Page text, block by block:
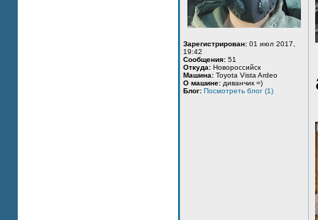
Зарегистрирован: 01 июл 2017,
19:42
Сообщения: 51
Откуда: Новороссийск
Машина: Toyota Vista Ardeo
О машине: диванчик =)
Блог: Посмотреть блог (1)